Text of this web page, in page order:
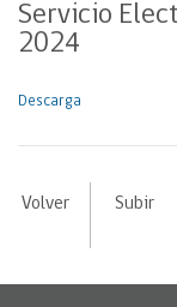
Servicio
2024
Descarga
Volver Subir